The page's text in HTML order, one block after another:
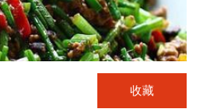
收藏